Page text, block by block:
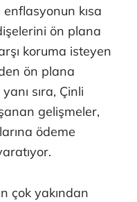
kısa
ön plana
koruma isteyen
ön plana
sıra, Çinli
gelişmeler,
ödeme
çok yakından